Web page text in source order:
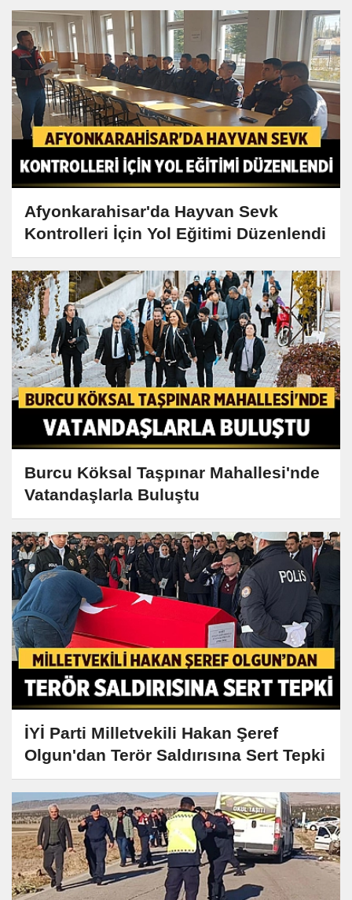
Afyonkarahisar'da Hayvan Sevk
Kontrolleri İçin Yol Eğitimi Düzenlendi
Burcu Köksal Taşpınar Mahallesi'nde
Vatandaşlarla Buluştu
İYİ Parti Milletvekili Hakan Şeref
Olgun'dan Terör Saldırısına Sert Tepki